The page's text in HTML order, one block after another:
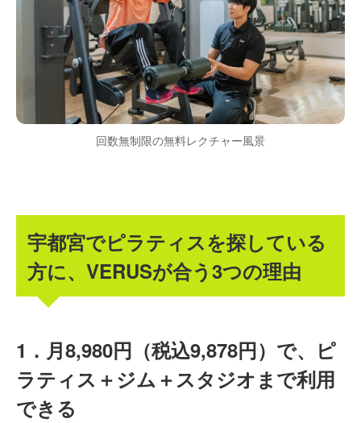
回数無制限の無料レクチャー風景
宇都宮でピラティスを探している
方に、VERUSが合う3つの理由
1．月8,980円（税込9,878円）で、ピ
ラティス＋ジム＋スタジオまで利用
できる